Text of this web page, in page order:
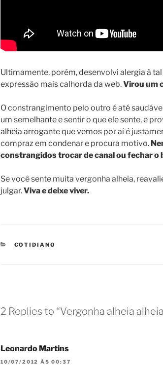
Ultimamente, porém, desenvolvi alergia à
expressão mais calhorda da web.Virou um
O constrangimento pelo outro é até
um semelhante e sentir o que ele sente, e
alheia arrogante que vemos por aí é
compraz em condenar e procura motivo.
constrangidos trocar de canal ou fechar o
Se você sente muita vergonha alheia,
julgar.Viva e deixe viver.
CATEGORIES
COTIDIANO
2 Replies to “Vergonha alheia
Leonardo Martins
10/07/2012 ÀS 00:37